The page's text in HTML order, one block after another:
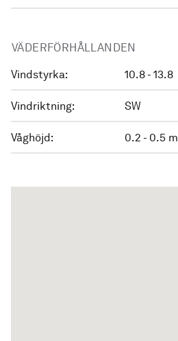
VÄDERFÖRHÅLLANDEN
Vindstyrka: 10.8 - 13.8
Vindriktning: SW
Våghöjd: 0.2 - 0.5 m